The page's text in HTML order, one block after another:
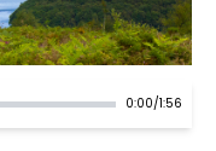
0:00/1:56